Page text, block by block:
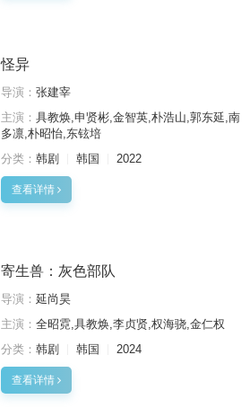
怪异
导演： 张建宰
主演： 具教焕,申贤彬,金智英,朴浩山,郭东延,南
多凛,朴昭怡,东铉培
分类： 韩剧 韩国 2022
查看详情
寄生兽：灰色部队
导演： 延尚昊
主演： 全昭霓,具教焕,李贞贤,权海骁,金仁权
分类： 韩剧 韩国 2024
查看详情